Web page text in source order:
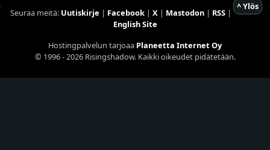
^ Ylös
Seuraa meitä: Uutiskirje | Facebook| X| Mastodon| RSS|
English Site
Hostingpalvelun tarjoaa Planeetta Internet Oy
© 1996 - 2026 Risingshadow. Kaikki oikeudet pidätetään.